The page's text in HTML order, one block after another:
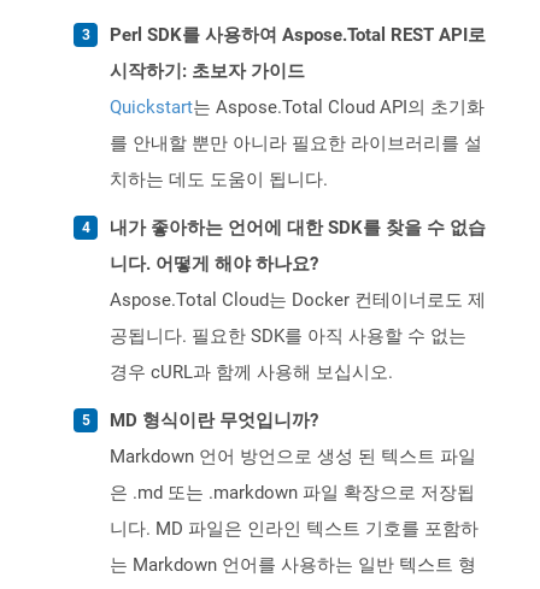
Perl SDK를 사용하여 Aspose.Total REST API로
시작하기: 초보자 가이드
Quickstart는 Aspose.Total Cloud API의 초기화
를 안내할 뿐만 아니라 필요한 라이브러리를 설
치하는 데도 도움이 됩니다.
내가 좋아하는 언어에 대한 SDK를 찾을 수 없습
니다. 어떻게 해야 하나요?
Aspose.Total Cloud는 Docker 컨테이너로도 제
공됩니다. 필요한 SDK를 아직 사용할 수 없는
경우 cURL과 함께 사용해 보십시오.
MD 형식이란 무엇입니까?
Markdown 언어 방언으로 생성 된 텍스트 파일
은 .md 또는 .markdown 파일 확장으로 저장됩
니다. MD 파일은 인라인 텍스트 기호를 포함하
는 Markdown 언어를 사용하는 일반 텍스트 형